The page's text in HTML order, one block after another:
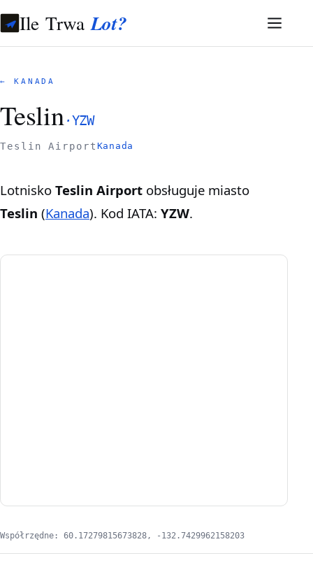
Ile TrwaLot?
← KANADA
Teslin·YZW
Teslin Airport Kanada
Lotnisko Teslin Airport obsługuje miasto
Teslin (Kanada). Kod IATA: YZW.
Współrzędne: 60.17279815673828, -132.7429962158203